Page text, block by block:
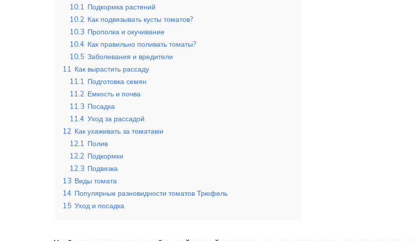
10.1 Подкормка растений
10.2 Как подвязывать кусты томатов?
10.3 Прополка и окучивание
10.4 Как правильно поливать томаты?
10.5 Заболевания и вредители
11 Как вырастить рассаду
11.1 Подготовка семян
11.2 Емкость и почва
11.3 Посадка
11.4 Уход за рассадой
12 Как ухаживать за томатами
12.1 Полив
12.2 Подкормки
12.3 Подвязка
13 Виды томата
14 Популярные разновидности томатов Трюфель
15 Уход и посадка